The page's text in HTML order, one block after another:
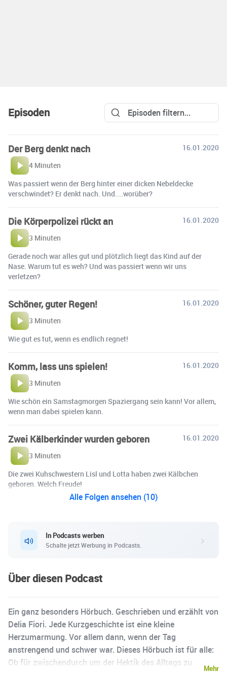
Episoden
Der Berg denkt nach
16.01.2020
4 Minuten
Was passiert wenn der Berg hinter einer dicken Nebeldecke
verschwindet? Er denkt nach. Und....worüber?
Die Körperpolizei rückt an
16.01.2020
3 Minuten
Gerade noch war alles gut und plötzlich liegt das Kind auf der
Nase. Warum tut es weh? Und was passiert wenn wir uns
verletzen?
Schöner, guter Regen!
16.01.2020
3 Minuten
Wie gut es tut, wenn es endlich regnet!
Komm, lass uns spielen!
16.01.2020
3 Minuten
Wie schön ein Samstagmorgen Spaziergang sein kann! Vor allem,
wenn man dabei spielen kann.
Zwei Kälberkinder wurden geboren
16.01.2020
3 Minuten
Die zwei Kuhschwestern Lisl und Lotta haben zwei Kälbchen
geboren. Welch Freude!
Alle Folgen ansehen (10)
In Podcasts werben
Schalte jetzt Werbung in Podcasts.
Über diesen Podcast
Ein ganz besonders Hörbuch. Geschrieben und erzählt von
Delia Fiori. Jede Kurzgeschichte ist eine kleine
Herzumarmung. Vor allem dann, wenn der Tag
anstrengend und schwer war. Dieses Hörbuch ist für alle:
Ob für zwischendurch um der Hektik des Alltags zu
Mehr